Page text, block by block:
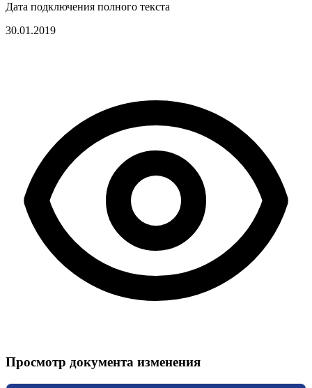
Дата подключения полного текста
30.01.2019
Просмотр документа изменения